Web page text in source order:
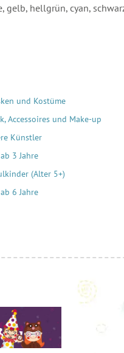
gelb, hellgrün, cyan,
und Kostüme
Accessoires und Make-up
Künstler
3 Jahre
(Alter 5+)
6 Jahre